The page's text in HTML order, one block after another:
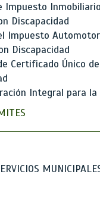
Impuesto
Discapacidad
Impuesto
Discapacidad
Certificado Único de
Integral para